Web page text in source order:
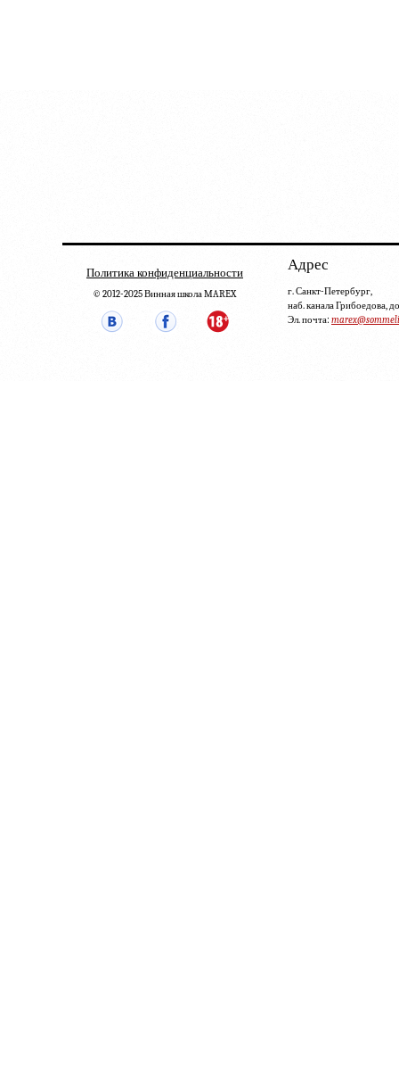
Политика конфиденциальности
© 2012-2025 Винная школа MAREX
Адрес
г. Санкт-Петербург,
наб. канала Грибоедова,
Эл. почта: